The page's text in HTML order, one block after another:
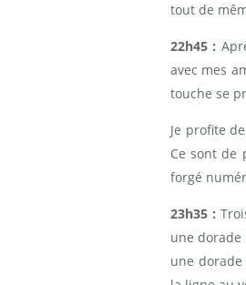
tout de
22h45 :
avec mes
touche se
Je profite
Ce sont de
forgé
23h35 :
une dorade
une dorade